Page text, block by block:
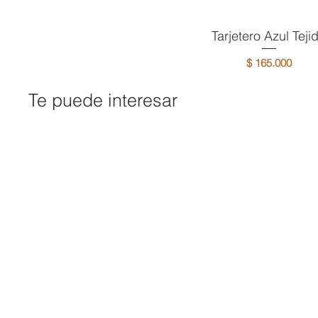
Vista rápida
Tarjetero Azul
Precio
$ 165.000
Te puede interesar